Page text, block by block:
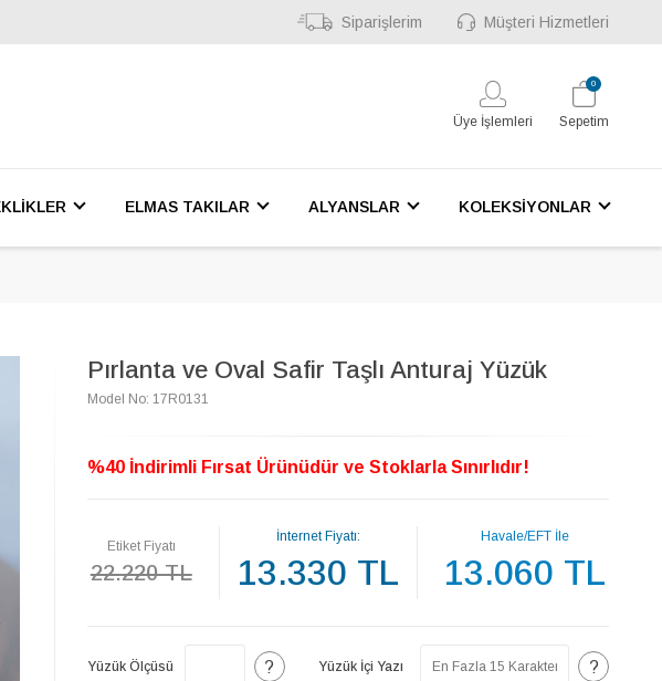
Siparişlerim Müşteri Hizmetleri
Üye İşlemleri Sepetim
0
ELMAS TAKILAR ALYANSLAR KOLEKSİYONLAR
Pırlanta ve Oval Safir Taşlı Anturaj Yüzük
Model No: 17R0131
%40 İndirimli Fırsat Ürünüdür ve Stoklarla Sınırlıdır!
Etiket Fiyatı
22.220 TL
İnternet Fiyatı:
13.330 TL
Havale/EFT İle
13.060 TL
Yüzük Ölçüsü ? Yüzük İçi Yazı ?